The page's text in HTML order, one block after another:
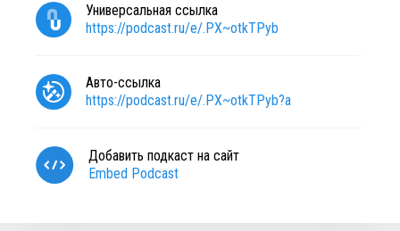
Универсальная ссылка
https://podcast.ru/e/.PX~otkTPyb
Авто-ссылка
https://podcast.ru/e/.PX~otkTPyb?a
Добавить подкаст на сайт
Embed Podcast